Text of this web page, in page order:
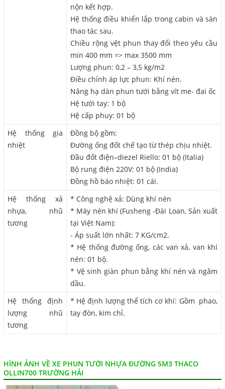
nộn kết hợp.
Hệ thống điều khiển lắp trong cabin và sàn
thao tác sau.
Chiều rộng vệt phun thay đổi theo yêu cầu
min 400 mm => max 3500 mm
Lượng phun: 0,2 – 3,5 kg/m2
Điều chỉnh áp lực phun: Khí nén.
Nâng hạ dàn phun tưới bằng vít me- đai ốc
Hệ tưới tay: 1 bộ
Hệ cấp phuy: 01 bộ
Hệ thống gia
nhiệt
Đồng bộ gồm:
Đường ống đốt chế tạo từ thép chịu nhiệt.
Đầu đốt điện–diezel Riello: 01 bộ (Italia)
Bộ rung điện 220V: 01 bộ (India)
Đồng hồ báo nhiệt: 01 cái.
Hệ thống xả
nhựa, nhũ
tương
* Công nghệ xả: Dùng khí nén
* Máy nén khí (Fusheng -Đài Loan, Sản xuất
tại Việt Nam):
- Áp suất lớn nhất: 7 KG/cm2.
* Hệ thống đường ống, các van xả, van khí
nén: 01 bộ.
* Vệ sinh giàn phun bằng khí nén và ngâm
dầu.
Hệ thống định
lượng nhũ
tương
* Hệ định lượng thể tích cơ khí: Gồm phao,
tay đòn, kim chỉ.
HÌNH ẢNH VỀ XE PHUN TƯỚI NHỰA ĐƯỜNG 5M3 THACO
OLLIN700 TRƯỜNG HẢI